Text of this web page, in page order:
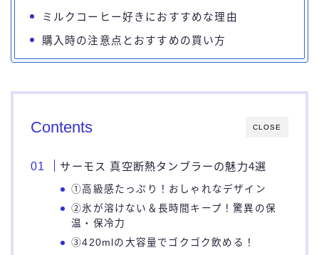
ミルクコーヒー好きにおすすめな理由
購入時の注意点とおすすめの買い方
CLOSE
Contents
サーモス 真空断熱タンブラーの魅力4選
①高級感たっぷり！おしゃれなデザイン
②氷が溶けない＆長時間キープ！驚異の保
温・保冷力
③420mlの大容量でゴクゴク飲める！